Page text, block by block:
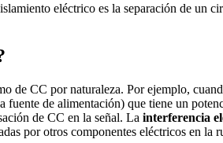
eléctrico es la separación de un
de CC por naturaleza. Por ejemplo,
de alimentación) que tiene un
de CC en la señal. La interferencia
por otros componentes eléctricos en la